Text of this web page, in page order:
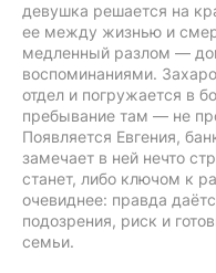
девушка решается на
ее между жизнью и
медленный разлом —
воспоминаниями.
отдел и погружается в
пребывание там — не
Появляется Евгения,
замечает в ней нечто
станет, либо ключом к
очевиднее: правда
подозрения, риск и
семьи.